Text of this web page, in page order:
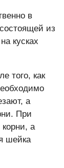
в
из
кусках
того, как
а
При
корни, а
шейка